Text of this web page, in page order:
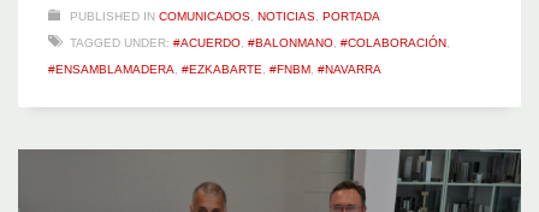
PUBLISHED IN COMUNICADOS NOTICIAS PORTADA
TAGGED UNDER: #ACUERDO #BALONMANO #COLABORACIÓN
#ENSAMBLAMADERA
#EZKABARTE #FNBM #NAVARRA